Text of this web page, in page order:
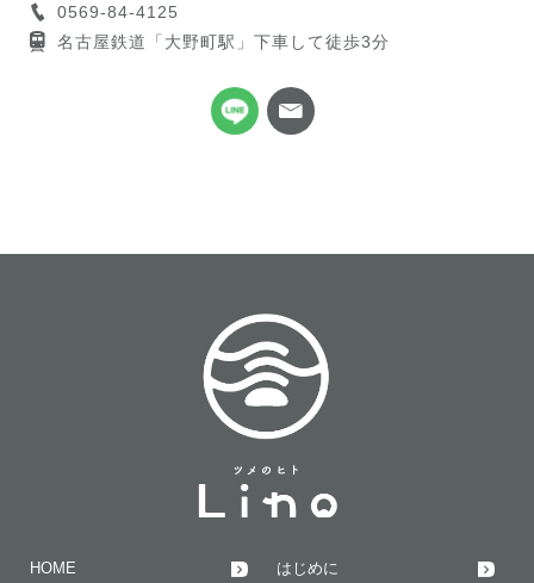
0569-84-4125
名古屋鉄道「大野町駅」下車して徒歩3分
HOME はじめに